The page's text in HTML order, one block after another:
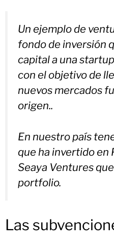
Un ejemplo de
fondo de inversión
capital a una
con el objetivo de
nuevos mercados
origen..
En nuestro país
que ha invertido en
Seaya Ventures
portfolio.
Las